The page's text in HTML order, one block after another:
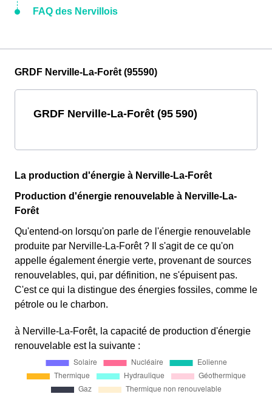
FAQ des Nervillois
GRDF Nerville-La-Forêt (95590)
GRDF Nerville-La-Forêt (95 590)
La production d'énergie à Nerville-La-Forêt
Production d'énergie renouvelable à Nerville-La-
Forêt
Qu'entend-on lorsqu'on parle de l'énergie renouvelable
produite par Nerville-La-Forêt ? Il s'agit de ce qu'on
appelle également énergie verte, provenant de sources
renouvelables, qui, par définition, ne s'épuisent pas.
C'est ce qui la distingue des énergies fossiles, comme le
pétrole ou le charbon.
à Nerville-La-Forêt, la capacité de production d'énergie
renouvelable est la suivante :